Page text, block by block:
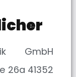
GmbH
26a 41352